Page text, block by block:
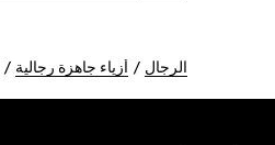
الرجال أزياء جاهزة رجالية